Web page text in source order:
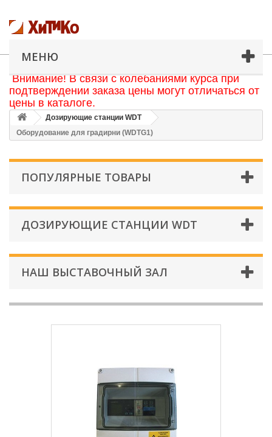
МЕНЮ
Внимание! В связи с колебаниями курса при
подтверждении заказа цены могут отличаться от
цены в каталоге.
Дозирующие станции WDT
Оборудование для градирни (WDTG1)
ПОПУЛЯРНЫЕ ТОВАРЫ
ДОЗИРУЮЩИЕ СТАНЦИИ WDT
НАШ ВЫСТАВОЧНЫЙ ЗАЛ